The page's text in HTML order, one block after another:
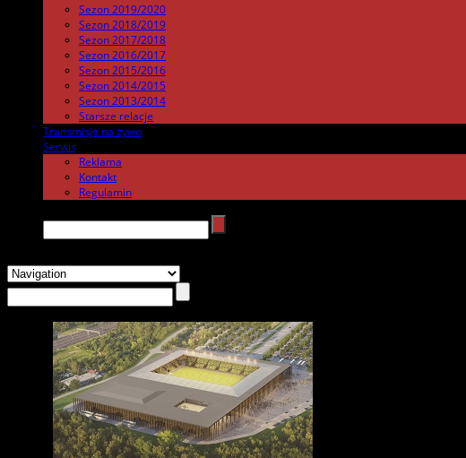
Sezon 2019/2020
Sezon 2018/2019
Sezon 2017/2018
Sezon 2016/2017
Sezon 2015/2016
Sezon 2014/2015
Sezon 2013/2014
Starsze relacje
Transmisje na żywo
Serwis
Reklama
Kontakt
Regulamin